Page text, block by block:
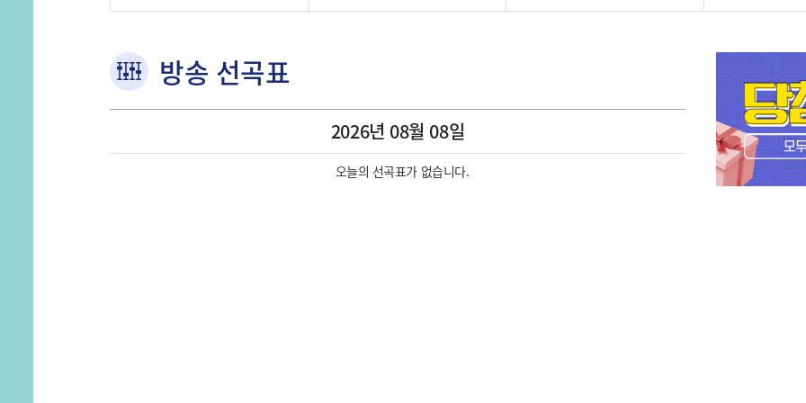
방송 선곡표
2026년 08월 08일
오늘의 선곡표가 없습니다.